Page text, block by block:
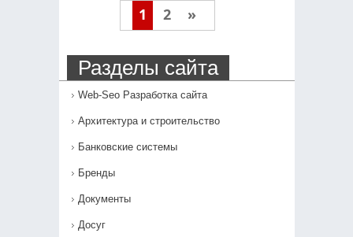
1 2 »
Разделы сайта
Web-Seo Разработка сайта
Архитектура и строительство
Банковские системы
Бренды
Документы
Досуг